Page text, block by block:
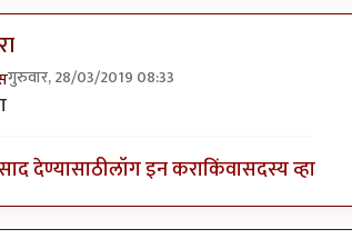
गुरुवार, 28/03/2019 08:33
to
देण्यासाठीलॉग इन कराकिंवासदस्य व्हा